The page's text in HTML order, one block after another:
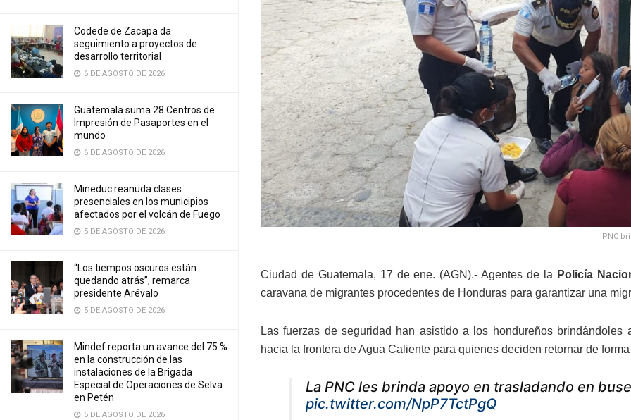
Codede de Zacapa da
seguimiento a proyectos de
desarrollo territorial
6 DE AGOSTO DE 2026
Guatemala suma 28 Centros de
Impresión de Pasaportes en el
mundo
6 DE AGOSTO DE 2026
Mineduc reanuda clases
presenciales en los municipios
afectados por el volcán de Fuego
5 DE AGOSTO DE 2026
“Los tiempos oscuros están
quedando atrás”, remarca
presidente Arévalo
5 DE AGOSTO DE 2026
Mindef reporta un avance del 75 %
en la construcción de las
instalaciones de la Brigada
Especial de Operaciones de Selva
en Petén
5 DE AGOSTO DE 2026
PNC
Ciudad de Guatemala, 17 de ene. (AGN).- Agentes de la Policía
caravana de migrantes procedentes de Honduras para garantizar una
Las fuerzas de seguridad han asistido a los hondureños
hacia la frontera de Agua Caliente para quienes deciden retornar de
La PNC les brinda apoyo en trasladando en
pic.twitter.com/NpP7TctPgQ